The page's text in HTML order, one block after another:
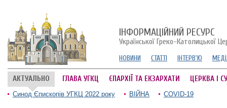
ІНФОРМАЦІЙНИЙ РЕСУРС
Української Греко-Католицької
НОВИНИ СТАТТІ ІНТЕРВ'Ю
АКТУАЛЬНО ГЛАВА УГКЦ ЄПАРХІЇ ТА ЕКЗАРХАТИ ЦЕРКВА І
Синод Єпископів УГКЦ 2022 року ВІЙНА COVID-19